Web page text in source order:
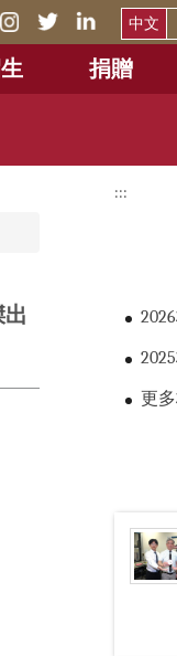
捐贈
中文
:::
更